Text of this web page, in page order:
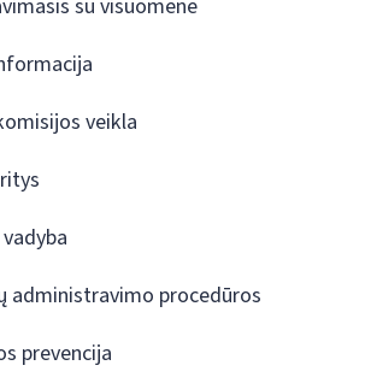
su visuomene
veikla
administravimo procedūros
prevencija